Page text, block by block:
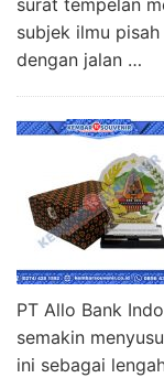
subjek ilmu
dengan jalan …
PT Allo Bank
semakin
ini sebagai